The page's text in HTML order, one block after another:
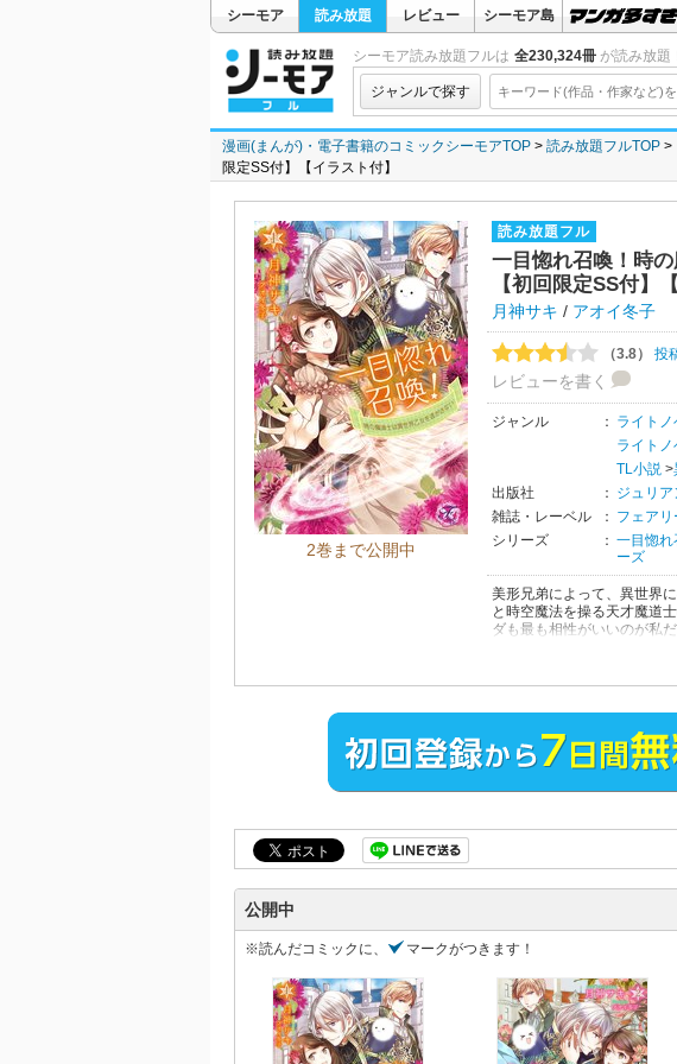
シーモア 読み放題 レビュー シーモア島
シーモア読み放題フルは 全230,324冊 が読み放題
ジャンルで探す
漫画(まんが)・電子書籍のコミックシーモアTOP 読み放題フルTOP
限定SS付】【イラスト付】
2巻まで公開中
読み放題フル
一目惚れ召喚！時
【初回限定SS付】
月神サキ / アオイ冬子
（3.8） 投
レビューを書く
ジャンル ： ライトノ
ライト
TL小説 >
出版社
： ジュリ
雑誌・レーベル
： フェアリ
シリーズ
： 一目惚れ
ーズ
美形兄弟によって、異世界
と時空魔法を操る天才魔道
ダも最も相性がいいのが私
甘く恋を告げてくる優しい
僕のオトハ。君はいつだっ
愛の罠とは!?
※サイン版との重複購入に
公開中
※読んだコミックに、 マークがつきます！